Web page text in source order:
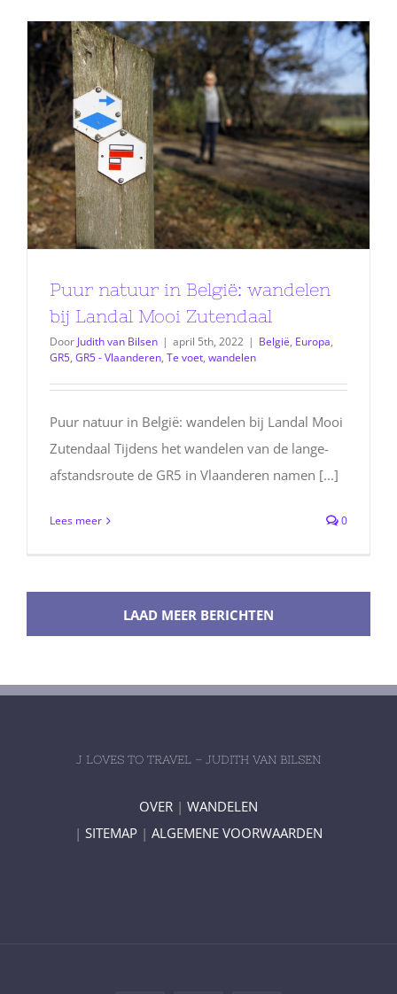
Puur natuur in België: wandelen
bij Landal Mooi Zutendaal
Door Judith van Bilsen | april 5th, 2022 | België, Europa,
GR5, GR5 - Vlaanderen, Te voet, wandelen
Puur natuur in België: wandelen bij Landal Mooi
Zutendaal Tijdens het wandelen van de lange-
afstandsroute de GR5 in Vlaanderen namen [...]
Lees meer 0
LAAD MEER BERICHTEN
J LOVES TO TRAVEL – JUDITH VAN BILSEN
OVER | WANDELEN
| SITEMAP | ALGEMENE VOORWAARDEN